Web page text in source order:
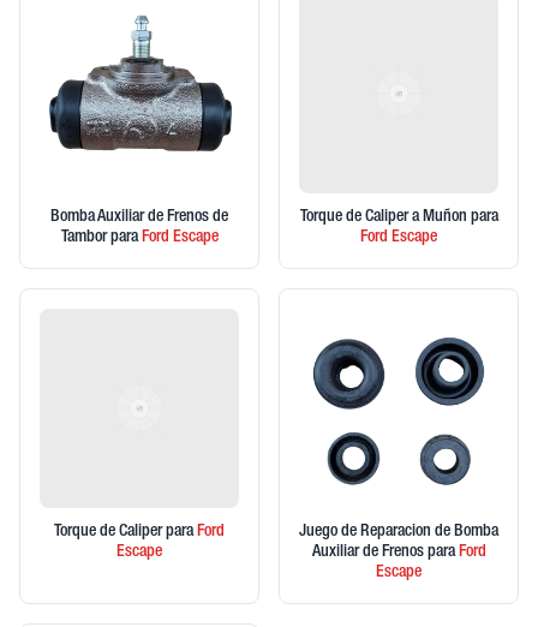
Bomba Auxiliar de Frenos de
Tambor paraFord Escape
Torque de Caliper a Muñon para
Ford Escape
Torque de Caliper paraFord
Escape
Juego de Reparacion de Bomba
Auxiliar de Frenos paraFord
Escape